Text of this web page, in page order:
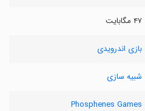
۴۷ مگابایت
بازی اندرویدی
شبیه سازی
Phosphenes Games